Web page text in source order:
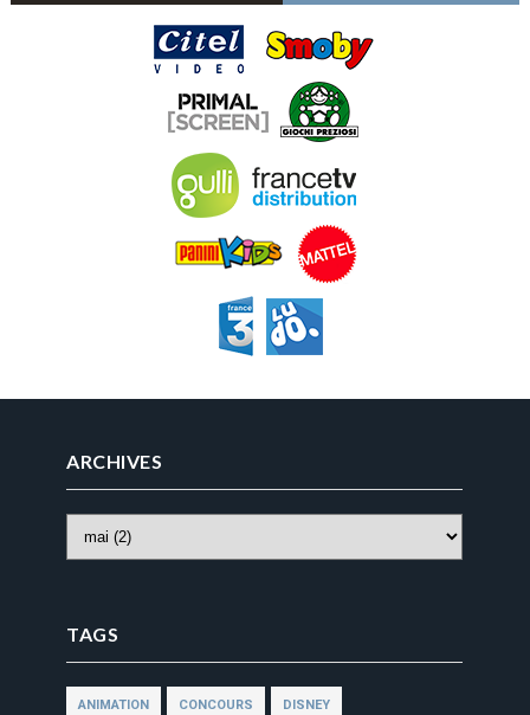
ARCHIVES
TAGS
ANIMATION CONCOURS DISNEY